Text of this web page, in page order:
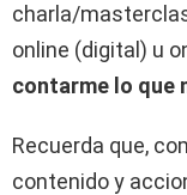
charla/
online (digital) u
contarme lo que
Recuerda que,
contenido y